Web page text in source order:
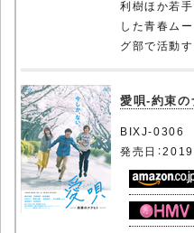
利樹ほか若
した青春ム
グ部で活動
愛唄-約束
BIXJ-0306
発売日：